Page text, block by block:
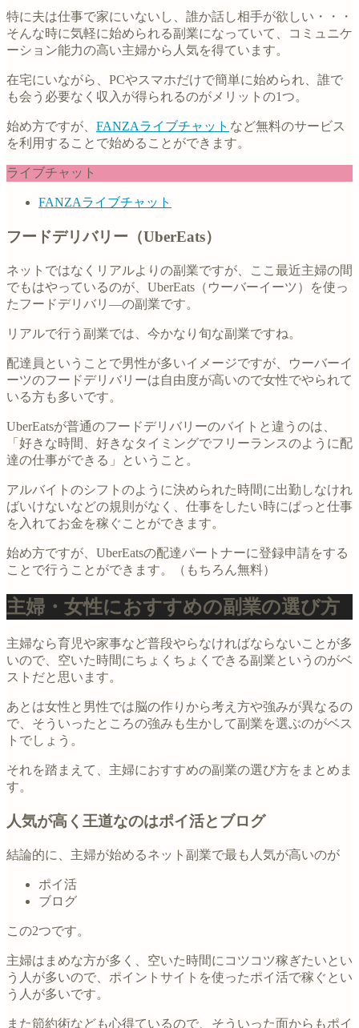
特に夫は仕事で家にいないし、誰か話し相手が欲しい・・・
そんな時に気軽に始められる副業になっていて、コミュニケ
ーション能力の高い主婦から人気を得ています。
在宅にいながら、PCやスマホだけで簡単に始められ、誰で
も会う必要なく収入が得られるのがメリットの1つ。
始め方ですが、 FANZAライブチャット など無料のサービス
を利用することで始めることができます。
ライブチャット
FANZAライブチャット
フードデリバリー（UberEats）
ネットではなくリアルよりの副業ですが、ここ最近主婦の間
でもはやっているのが、UberEats（ウーバーイーツ）を使っ
たフードデリバリ―の副業です。
リアルで行う副業では、今かなり旬な副業ですね。
配達員ということで男性が多いイメージですが、ウーバーイ
ーツのフードデリバリーは自由度が高いので女性でやられて
いる方も多いです。
UberEatsが普通のフードデリバリーのバイトと違うのは、
「好きな時間、好きなタイミングでフリーランスのように配
達の仕事ができる」ということ。
アルバイトのシフトのように決められた時間に出勤しなけれ
ばいけないなどの規則がなく、仕事をしたい時にぱっと仕事
を入れてお金を稼ぐことができます。
始め方ですが、UberEatsの配達パートナーに登録申請をする
ことで行うことができます。（もちろん無料）
主婦・女性におすすめの副業の選び方
主婦なら育児や家事など普段やらなければならないことが多
いので、空いた時間にちょくちょくできる副業というのがベ
ストだと思います。
あとは女性と男性では脳の作りから考え方や強みが異なるの
で、そういったところの強みも生かして副業を選ぶのがベス
トでしょう。
それを踏まえて、主婦におすすめの副業の選び方をまとめま
す。
人気が高く王道なのはポイ活とブログ
結論的に、主婦が始めるネット副業で最も人気が高いのが
ポイ活
ブログ
この2つです。
主婦はまめな方が多く、空いた時間にコツコツ稼ぎたいとい
う人が多いので、ポイントサイトを使ったポイ活で稼ぐとい
う人が多いです。
また節約術なども心得ているので、そういった面からもポイ